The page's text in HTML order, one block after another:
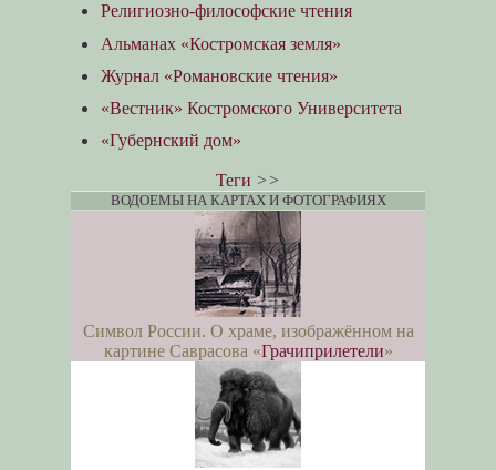
Религиозно-философские чтения
Альманах «Костромская земля»
Журнал «Романовские чтения»
«Вестник» Костромского Университета
«Губернский дом»
Теги >>
ВОДОЕМЫ НА КАРТАХ И ФОТОГРАФИЯХ
Символ России. О храме, изображённом на
картине Саврасова «Грачиприлетели»